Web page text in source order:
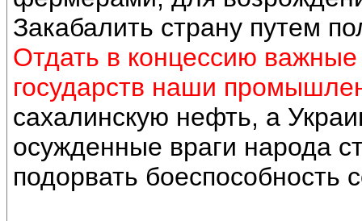
Закабалить страну путем
Отдать в концессию
государств наши
сахалинскую нефть, а
осужденные враги народа
подорвать боеспособность